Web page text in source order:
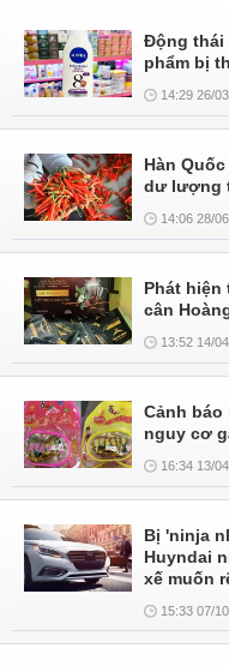
Động thái
phẩm bị
14:29 26/
Hàn
dư lượng
14:06 28/
Phát hiện
cân
13:52 14/
Cảnh báo
nguy cơ
16:34 13/
Bị 'ninja
Huyndai
xế muốn
15:33 07/